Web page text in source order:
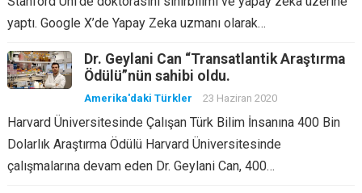
yaptı. Google X’de Yapay Zeka uzmanı olarak…
Dr. Geylani Can “Transatlantik Araştırma
Ödülü”nün sahibi oldu.
Amerika'daki Türkler 23 Haziran 2020
Harvard Üniversitesinde Çalışan Türk Bilim İnsanına 400 Bin
Dolarlık Araştırma Ödülü Harvard Üniversitesinde
çalışmalarına devam eden Dr. Geylani Can, 400…